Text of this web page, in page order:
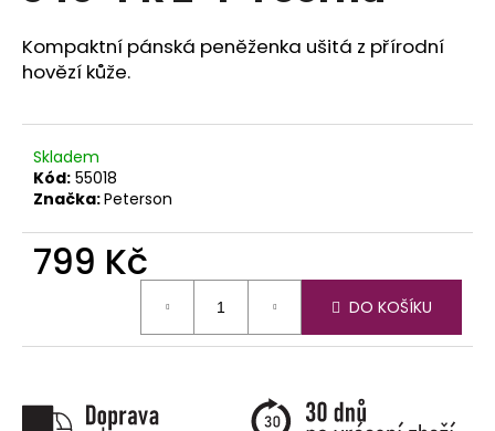
Kompaktní pánská peněženka ušitá z přírodní
hovězí kůže.
Skladem
Kód: 55018
Značka:Peterson
799 Kč
DO KOŠÍKU
č
u
e
m
e